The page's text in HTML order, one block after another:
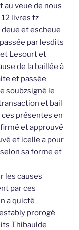
au veue de nous
livres tz
et escheue
par lesdits
Lesourt et
de la baillée à
et passée
soubzsigné le
et bail
présentes en
et approuvé
et icelle a pour
sa forme et
les causes
par ces
a quicté
prorogé
Thibaulde